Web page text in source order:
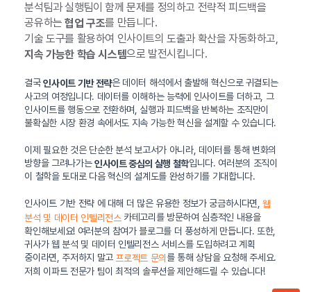
분석팀과 실행팀이 함께 문제를 정의하고 전략적 피드백을
공유하는협업 구조를 만듭니다.
기술 도구를 활용하여 인사이트의 도출과 확산을 자동화하고,
지속 가능한 학습 시스템으로 발전시킵니다.
결국인사이트 기반 전략은 데이터 해석에서 출발해 혁신으로 귀결되는
사고의 여정입니다. 데이터를 이해하는 능력에 인사이트를 더하고, 그
인사이트를 행동으로 전환하며, 실행과 피드백을 반복하는 조직만이
불확실한 시장 환경 속에서도 지속 가능한 혁신을 설계할 수 있습니다.
이제 필요한 것은 단순한 분석 보고서가 아니라, 데이터를 통해 변화의
방향을 그려나가는인사이트 중심의 실행 철학입니다. 여러분의 조직이
이 철학을 토대로 다음 혁신의 설계도를 완성하기를 기대합니다.
인사이트 기반 전략 에 대해 더 많은 유용한 정보가 궁금하시다면,웹
분석 및 데이터 인텔리전스카테고리를 방문하여 심층적인 내용을
확인해보세요! 여러분의 참여가 블로그를 더 풍성하게 만듭니다. 또한,
귀사가 웹 분석 및 데이터 인텔리전스 서비스를 도입하려고 계획
중이라면, 주저하지 말고 프로젝트 문의 를 통해 상담을 요청해 주세요.
저희 이파트 전문가 팀이 최적의 솔루션을 제안해드릴 수 있습니다!